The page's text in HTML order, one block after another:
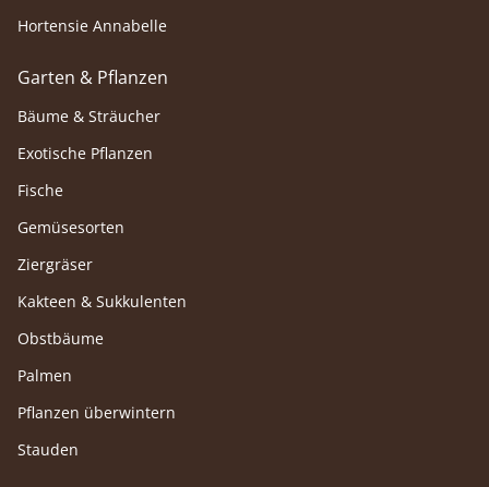
Hortensie Annabelle
Garten & Pflanzen
Bäume & Sträucher
Exotische Pflanzen
Fische
Gemüsesorten
Ziergräser
Kakteen & Sukkulenten
Obstbäume
Palmen
Pflanzen überwintern
Stauden